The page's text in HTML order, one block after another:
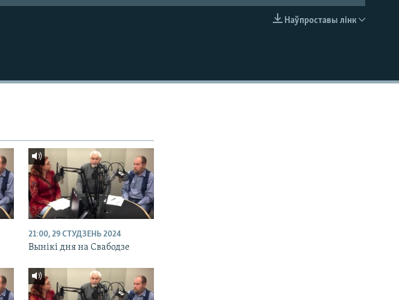
Наўпроставы лінк
21:00, 29 СТУДЗЕНЬ 2024
Вынікі дня на Свабодзе